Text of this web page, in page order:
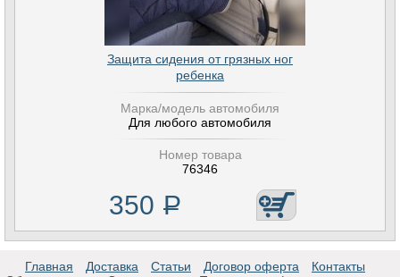
Защита сидения от грязных ног
ребенка
Марка/модель автомобиля
Для любого автомобиля
Номер товара
76346
350 Р
Главная Доставка Статьи Договор оферта
Контакты